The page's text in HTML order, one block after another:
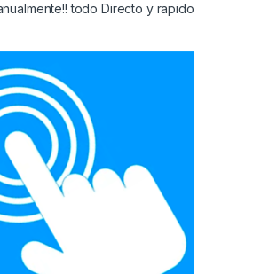
todo Directo y rapido